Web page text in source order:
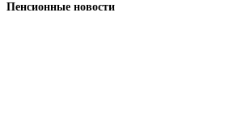
Пенсионные новости